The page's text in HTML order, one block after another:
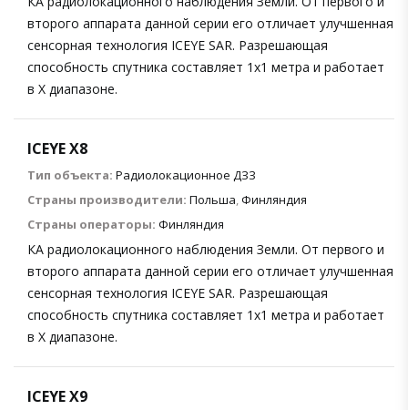
второго аппарата данной серии его отличает улучшенная
сенсорная технология ICEYE SAR. Разрешающая
способность спутника составляет 1х1 метра и работает
в X диапазоне.
ICEYE X8
Тип объекта: Радиолокационное ДЗЗ
Страны производители: Польша,Финляндия
Страны операторы: Финляндия
КА радиолокационного наблюдения Земли. От первого и
второго аппарата данной серии его отличает улучшенная
сенсорная технология ICEYE SAR. Разрешающая
способность спутника составляет 1х1 метра и работает
в X диапазоне.
ICEYE X9